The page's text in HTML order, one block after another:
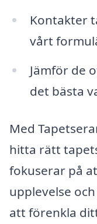
Kontakter
vårt
Jämför de
det bästa
Med
hitta rätt
fokuserar på
upplevelse
att förenkla